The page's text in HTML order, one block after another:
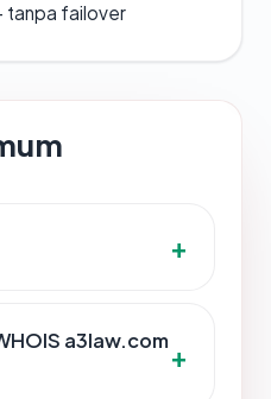
tanpa failover
a3law.com